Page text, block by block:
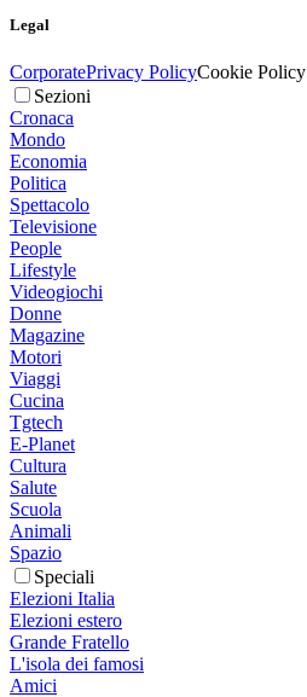
Legal
CorporatePrivacy PolicyCookie Policy
Sezioni
Cronaca
Mondo
Economia
Politica
Spettacolo
Televisione
People
Lifestyle
Videogiochi
Donne
Magazine
Motori
Viaggi
Cucina
Tgtech
E-Planet
Cultura
Salute
Scuola
Animali
Spazio
Speciali
Elezioni Italia
Elezioni estero
Grande Fratello
L'isola dei famosi
Amici